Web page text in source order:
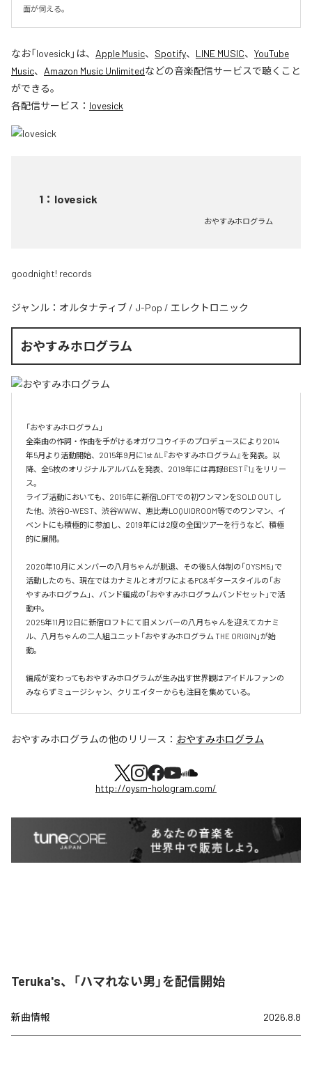
面が伺える。
なお「lovesick 」は、 Apple Music、 Spotify、 LINE MUSIC、 YouTube
Music、 Amazon Music Unlimitedなどの音楽配信サービスで聴くこと
ができる。
各配信サービス： lovesick
1 ： lovesick
おやすみホログラム
goodnight! records
ジャンル： オルタナティブ / J-Pop / エレクトロニック
おやすみホログラム
「おやすみホログラム」
全楽曲の作詞・作曲を⼿がけるオガワコウイチのプロデュースにより2014
年5⽉より活動開始、2015年9⽉に1st AL『おやすみホログラム』を発表。以
降、全5枚のオリジナルアルバムを発表、2019年には再録BEST『1』をリリー
ス。
ライブ活動においても、2015年に新宿LOFTでの初ワンマンをSOLD OUTし
た他、渋⾕O-WEST、渋⾕WWW、恵⽐寿LOQUIDROOM等でのワンマン、イ
ベントにも積極的に参加し、2019年には2度の全国ツアーを⾏うなど、積極
的に展開。
2020年10月にメンバーの八月ちゃんが脱退、その後5人体制の「OYSM5」で
活動したのち、現在ではカナミルとオガワによるPC&ギタースタイルの「お
やすみホログラム」、バンド編成の「おやすみホログラムバンドセット」で活
動中。
2025年11月12日に新宿ロフトにて旧メンバーの八月ちゃんを迎えてカナミ
ル、八月ちゃんの二人組ユニット「おやすみホログラム THE ORIGIN」が始
動。
編成が変わってもおやすみホログラムが⽣み出す世界観はアイドルファンの
おやすみホログラムの他のリリース： おやすみホログラム
http://oysm-hologram.com/
Teruka's、「ハマれない男」を配信開始
新曲情報 2026.8.8